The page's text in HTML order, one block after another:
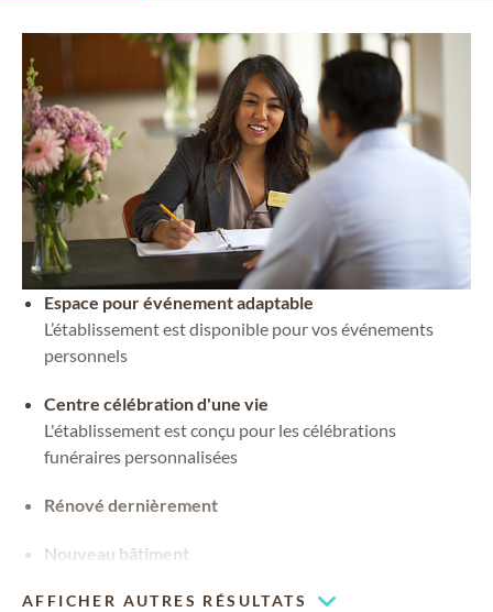
Espace pour événement adaptable
L’établissement est disponible pour vos événements
personnels
Centre célébration d'une vie
L'établissement est conçu pour les célébrations
funéraires personnalisées
Rénové dernièrement
Nouveau bâtiment
Chapelle à espace adaptable
AFFICHER AUTRES RÉSULTATS